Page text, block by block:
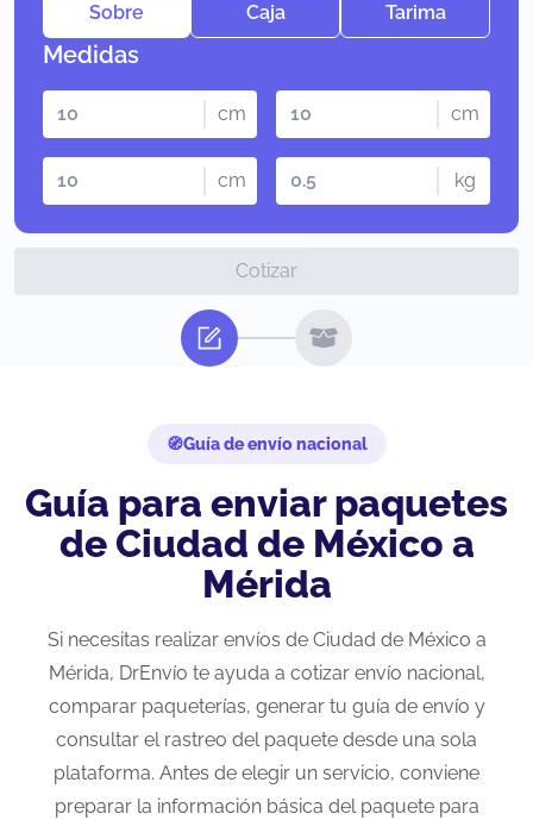
Sobre Caja Tarima
Medidas
cm cm
cm kg
Cotizar
Guía de envío nacional
Guía para enviar paquetes
de Ciudad de México a
Mérida
Si necesitas realizar envíos de Ciudad de México a
Mérida, DrEnvío te ayuda a cotizar envío nacional,
comparar paqueterías, generar tu guía de envío y
consultar el rastreo del paquete desde una sola
plataforma. Antes de elegir un servicio, conviene
preparar la información básica del paquete para